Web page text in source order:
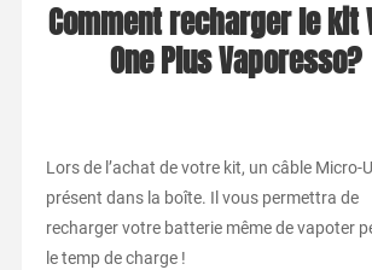
Comment recharger le kit
One Plus Vaporesso?
Lors de l’achat de votre kit, un câble Micro-
présent dans la boîte. Il vous permettra de
recharger votre batterie même de vapoter
le temp de charge !